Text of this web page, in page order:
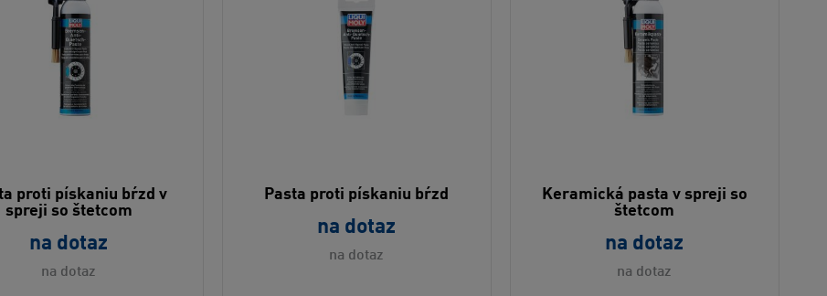
proti pískaniu bŕzd v
spreji so štetcom
na dotaz
na dotaz
Pasta proti pískaniu bŕzd
na dotaz
na dotaz
Keramická pasta v spreji so
štetcom
na dotaz
na dotaz